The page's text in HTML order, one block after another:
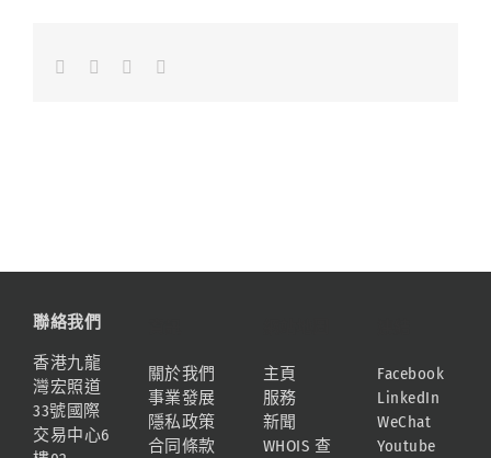
FacebookLinkedInWhatsapp
聯絡我們
香港九龍
灣宏照道
33號國際
交易中心6
關於我們
事業發展
隱私政策
合同條款
主頁
服務
新聞
WHOIS 查
Facebook
LinkedIn
WeChat
Youtube